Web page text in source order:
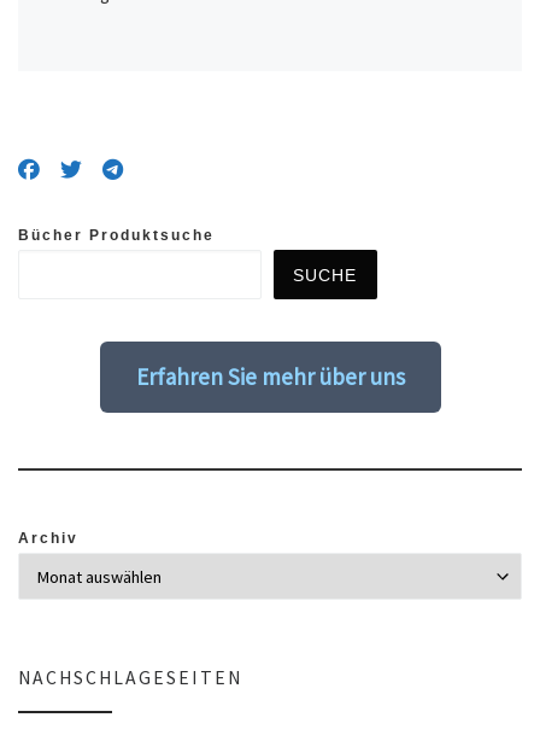
Bücher Produktsuche
SUCHE
Erfahren Sie mehr über uns
Archiv
NACHSCHLAGESEITEN